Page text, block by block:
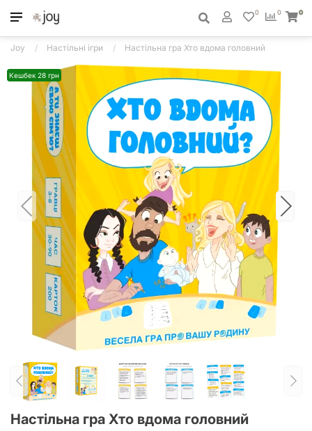
0
0 0
Joy Настільні ігри Настільна гра Хто вдома головний
Кешбек 28 грн
Настільна гра Хто вдома головний